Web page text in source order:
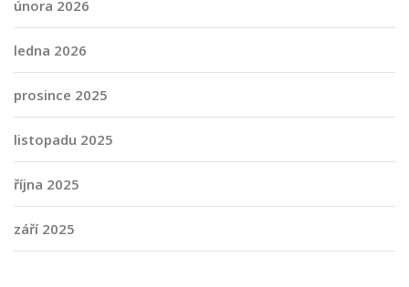
února 2026
ledna 2026
prosince 2025
listopadu 2025
října 2025
září 2025